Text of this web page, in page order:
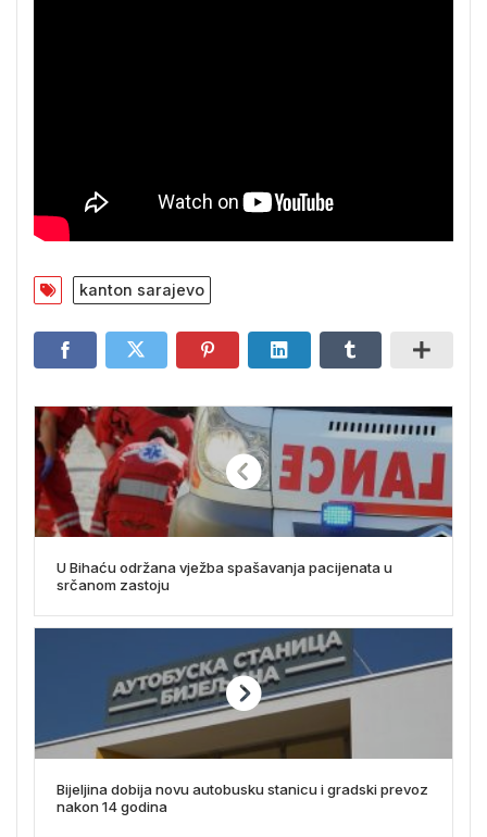
kanton sarajevo
U Bihaću održana vježba spašavanja pacijenata u
srčanom zastoju
Bijeljina dobija novu autobusku stanicu i gradski prevoz
nakon 14 godina